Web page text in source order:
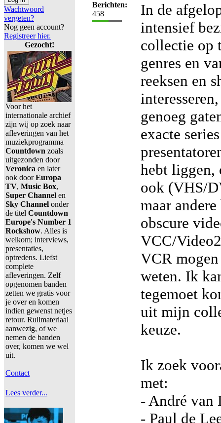
Wachtwoord
vergeten?
Nog geen account?
Registreer hier.
Gezocht!
Voor het
internationale archief
zijn wij op zoek naar
afleveringen van het
muziekprogramma
Countdown zoals
uitgezonden door
Veronica en later
ook doorEuropa
TV, Music Box,
Super Channel en
Sky Channel onder
de titel Countdown
Europe's Number 1
Rockshow. Alles is
welkom; interviews,
presentaties,
optredens. Liefst
complete
afleveringen. Zelf
opgenomen banden
zetten we gratis voor
je over en komen
indien gewenst netjes
retour. Ruilmateriaal
aanwezig, of we
nemen de banden
over, komen we wel
uit.
Contact
Lees verder...
Berichten:
458
In de
intensief
collectie op
genres en
reeksen en
genoeg
exacte
hebt liggen,
ook (VHS/
maar
obscure
VCC/
VCR
weten. Ik
tegemoet
uit mijn
keuze.
Ik zoek
met:
- André van
- Paul de